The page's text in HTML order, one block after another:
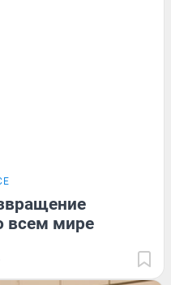
всем мире